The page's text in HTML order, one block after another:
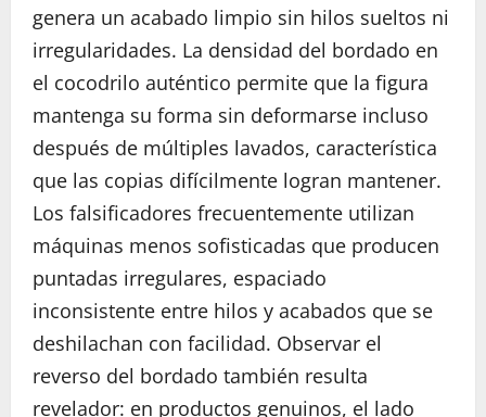
genera un acabado limpio sin hilos sueltos ni
irregularidades. La densidad del bordado en
el cocodrilo auténtico permite que la figura
mantenga su forma sin deformarse incluso
después de múltiples lavados, característica
que las copias difícilmente logran mantener.
Los falsificadores frecuentemente utilizan
máquinas menos sofisticadas que producen
puntadas irregulares, espaciado
inconsistente entre hilos y acabados que se
deshilachan con facilidad. Observar el
reverso del bordado también resulta
revelador: en productos genuinos, el lado